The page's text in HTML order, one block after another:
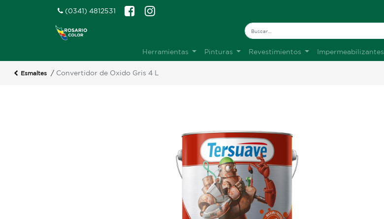
(0341) 4812531
Herramientas Pinturas Revestimientos Impermeabilizantes
Esmaltes / Convertidor de Oxido Gris 4 L